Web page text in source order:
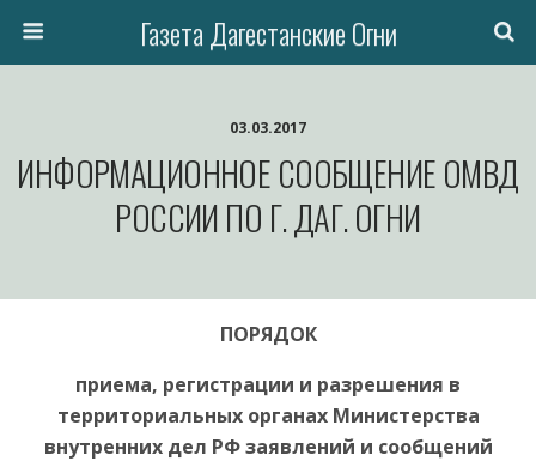
Газета Дагестанские Огни
03.03.2017
ИНФОРМАЦИОННОЕ СООБЩЕНИЕ ОМВД
РОССИИ ПО Г. ДАГ. ОГНИ
ПОРЯДОК
приема, регистрации и разрешения в
территориальных органах Министерства
внутренних дел РФ заявлений и сообщений